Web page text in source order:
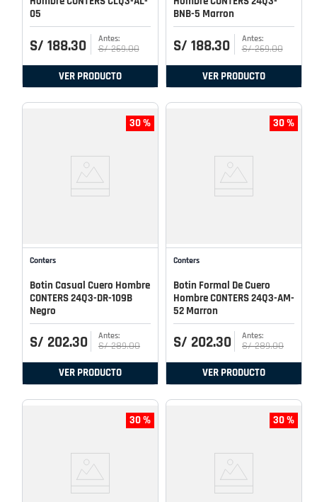
05
S/ 188.30 S/ 269.00
VER PRODUCTO
BNB-5 Marron
S/ 188.30 S/ 269.00
VER PRODUCTO
30 %
Conters
Botin Casual Cuero Hombre
CONTERS 24Q3-DR-109B
Negro
S/ 202.30 S/ 289.00
VER PRODUCTO
30 %
Conters
Botin Formal De Cuero
Hombre CONTERS 24Q3-AM-
52 Marron
S/ 202.30 S/ 289.00
VER PRODUCTO
30 % 30 %